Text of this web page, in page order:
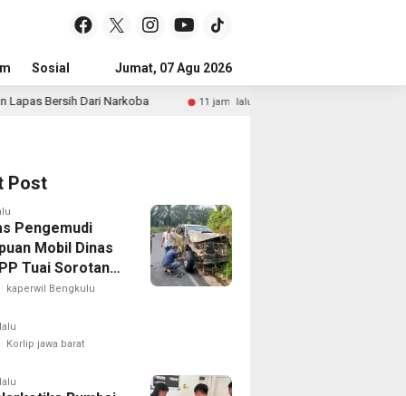
Sosial Pendidikan Politik
Jumat, 07 Agu 2026
11 jam lalu Lapas Narkotika Rumbai Perkuat Program
Post
Pengemudi
Mobil Dinas
Tuai Sorotan,
Izin
kaperwil Bengkulu
Korlip jawa barat